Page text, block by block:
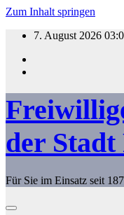
Zum Inhalt springen
7. August 2026
der
Für Sie im Einsatz seit